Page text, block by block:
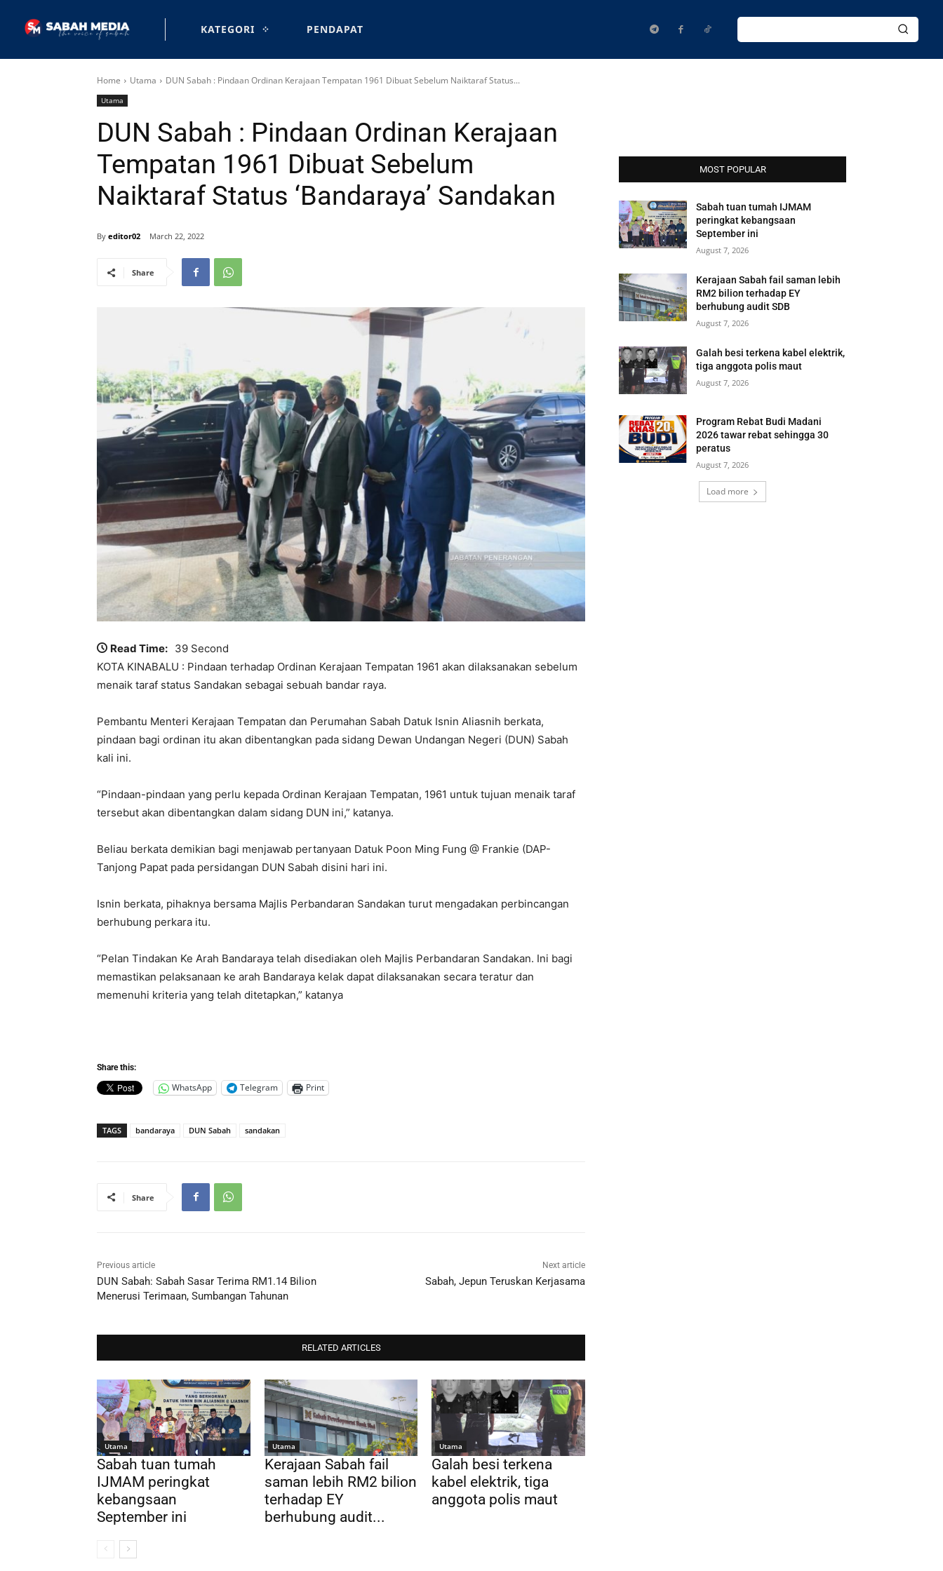
KATEGORI PENDAPAT
Home Utama DUN Sabah : Pindaan Ordinan Kerajaan Tempatan 1961 Dibuat Sebelum Naiktaraf Status...
Utama
DUN Sabah : Pindaan Ordinan Kerajaan
Tempatan 1961 Dibuat Sebelum
Naiktaraf Status ‘Bandaraya’ Sandakan
By editor02 March 22, 2022
Share
Read Time: 39 Second
KOTA KINABALU : Pindaan terhadap Ordinan Kerajaan Tempatan 1961 akan dilaksanakan sebelum
menaik taraf status Sandakan sebagai sebuah bandar raya.
Pembantu Menteri Kerajaan Tempatan dan Perumahan Sabah Datuk Isnin Aliasnih berkata,
pindaan bagi ordinan itu akan dibentangkan pada sidang Dewan Undangan Negeri (DUN) Sabah
kali ini.
“Pindaan-pindaan yang perlu kepada Ordinan Kerajaan Tempatan, 1961 untuk tujuan menaik taraf
tersebut akan dibentangkan dalam sidang DUN ini,” katanya.
Beliau berkata demikian bagi menjawab pertanyaan Datuk Poon Ming Fung @ Frankie (DAP-
Tanjong Papat pada persidangan DUN Sabah disini hari ini.
Isnin berkata, pihaknya bersama Majlis Perbandaran Sandakan turut mengadakan perbincangan
berhubung perkara itu.
“Pelan Tindakan Ke Arah Bandaraya telah disediakan oleh Majlis Perbandaran Sandakan. Ini bagi
memastikan pelaksanaan ke arah Bandaraya kelak dapat dilaksanakan secara teratur dan
memenuhi kriteria yang telah ditetapkan,” katanya
Share this:
WhatsApp Telegram Print
TAGS bandaraya DUN Sabah sandakan
Share
Previous article
DUN Sabah: Sabah Sasar Terima RM1.14 Bilion
Menerusi Terimaan, Sumbangan Tahunan
Next article
Sabah, Jepun Teruskan Kerjasama
RELATED ARTICLES
Utama
Sabah tuan tumah
IJMAM peringkat
kebangsaan
September ini
Utama
Kerajaan Sabah fail
saman lebih RM2 bilion
terhadap EY
berhubung audit...
Utama
Galah besi terkena
kabel elektrik, tiga
anggota polis maut
MOST POPULAR
Sabah tuan tumah IJMAM
peringkat kebangsaan
September ini
August 7, 2026
Kerajaan Sabah fail saman lebih
RM2 bilion terhadap EY
berhubung audit SDB
August 7, 2026
Galah besi terkena kabel elektrik,
tiga anggota polis maut
August 7, 2026
Program Rebat Budi Madani
2026 tawar rebat sehingga 30
peratus
August 7, 2026
Load more